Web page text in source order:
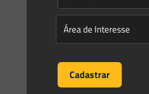
9
10 11 12 13
17
18 19 20
25
28